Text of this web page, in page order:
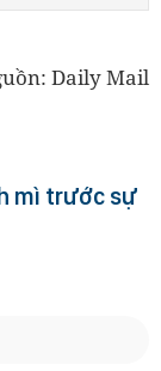
Daily Mail
mì trước sự